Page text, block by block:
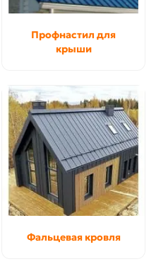
Профнастил для
крыши
Фальцевая кровля